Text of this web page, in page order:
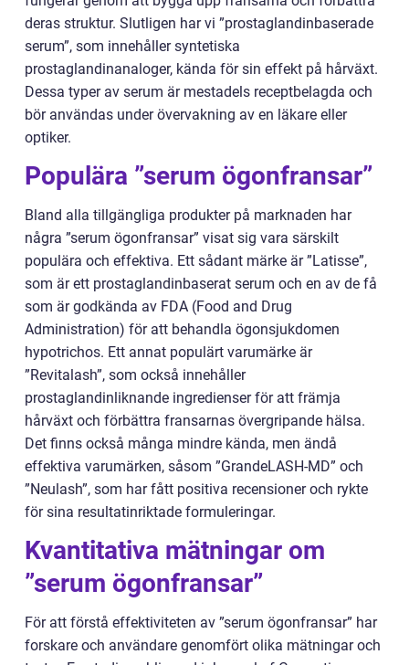
deras struktur. Slutligen har vi ”prostaglandinbaserade
serum”, som innehåller syntetiska
prostaglandinanaloger, kända för sin effekt på hårväxt.
Dessa typer av serum är mestadels receptbelagda och
bör användas under övervakning av en läkare eller
optiker.
Populära ”serum ögonfransar”
Bland alla tillgängliga produkter på marknaden har
några ”serum ögonfransar” visat sig vara särskilt
populära och effektiva. Ett sådant märke är ”Latisse”,
som är ett prostaglandinbaserat serum och en av de få
som är godkända av FDA (Food and Drug
Administration) för att behandla ögonsjukdomen
hypotrichos. Ett annat populärt varumärke är
”Revitalash”, som också innehåller
prostaglandinliknande ingredienser för att främja
hårväxt och förbättra fransarnas övergripande hälsa.
Det finns också många mindre kända, men ändå
effektiva varumärken, såsom ”GrandeLASH-MD” och
”Neulash”, som har fått positiva recensioner och rykte
för sina resultatinriktade formuleringar.
Kvantitativa mätningar om
”serum ögonfransar”
För att förstå effektiviteten av ”serum ögonfransar” har
forskare och användare genomfört olika mätningar och